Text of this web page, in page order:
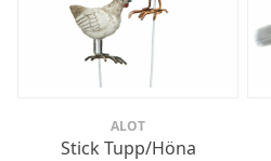
ALOT
Stick Tupp/Höna